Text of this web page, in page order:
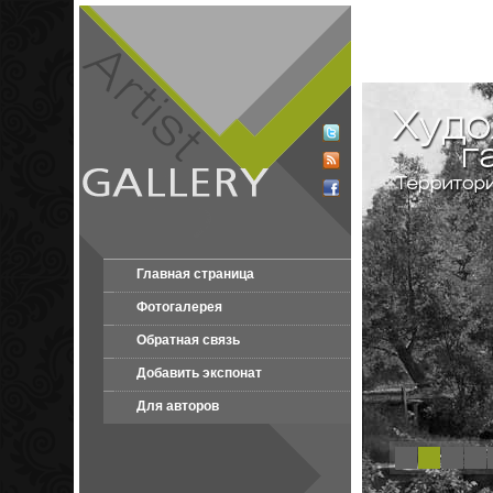
Главная страница
Фотогалерея
Обратная связь
Добавить экспонат
Для авторов